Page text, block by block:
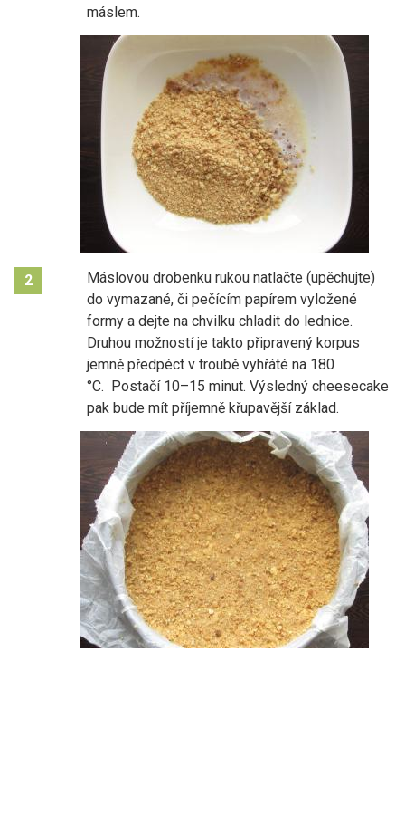
máslem.
2
Máslovou drobenku rukou natlačte (upěchujte)
do vymazané, či pečícím papírem vyložené
formy a dejte na chvilku chladit do lednice.
Druhou možností je takto připravený korpus
jemně předpéct v troubě vyhřáté na 180
°C. Postačí 10–15 minut. Výsledný cheesecake
pak bude mít příjemně křupavější základ.